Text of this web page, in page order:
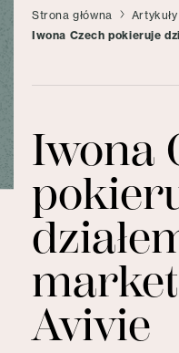
Strona główna
Artykuły
Iwona Czech pokieruje
Iwona
Avivie